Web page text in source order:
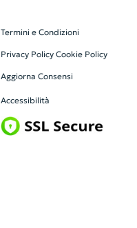
Termini e Condizioni
Privacy Policy Cookie Policy
Aggiorna Consensi
Accessibilità